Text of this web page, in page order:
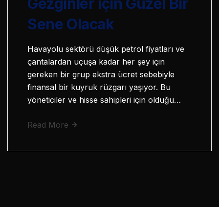
Sene Olacak
Havayolu sektörü düşük petrol fiyatları ve
çantalardan uçuşa kadar her şey için
gereken bir grup ekstra ücret sebebiyle
finansal bir kuyruk rüzgarı yaşıyor. Bu
yöneticiler ve hisse sahipleri için olduğu…
Read More